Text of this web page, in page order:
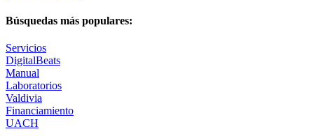
Búsquedas más populares:
Servicios
DigitalBeats
Manual
Laboratorios
Valdivia
Financiamiento
UACH